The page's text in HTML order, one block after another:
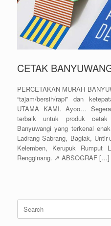
CETAK
PERCETAKAN MURAH
“tajam/bersih/rapi” dan
UTAMA KAMI. Ayoo…
terbaik untuk produk
Banyuwangi yang terkenal
Ladrang Sabrang, Bagiak,
Kelemben, Kerupuk Rumput
Rengginang. ↗️ ABSOGRAF […]
Search
for: